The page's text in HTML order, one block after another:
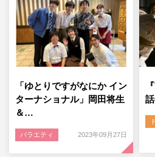
「ゆとりですがなにか イン
ターナショナル」岡田将生
＆…
バラエティ 2023年09月27日